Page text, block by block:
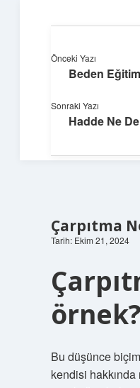
Parlak
Işıltılı
Çarpıtma
Tarih: Ekim 21, 2024
örnek?
Bu düşünce
kendisi
Önceki Yazı
Beden
Sonraki Yazı
Hadde Ne